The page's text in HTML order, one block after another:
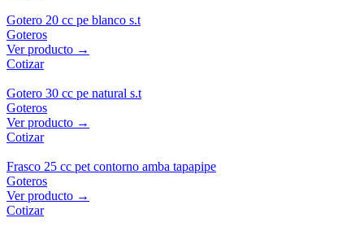
Gotero 20 cc pe blanco s.t
Goteros
Ver producto →
Cotizar
Gotero 30 cc pe natural s.t
Goteros
Ver producto →
Cotizar
Frasco 25 cc pet contorno amba tapapipe
Goteros
Ver producto →
Cotizar